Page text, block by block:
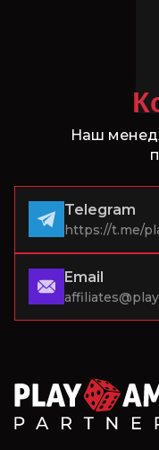
Наш
Telegram
https://t.me/
Email